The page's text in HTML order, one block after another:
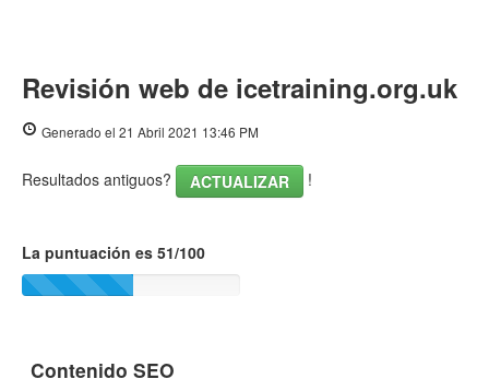
Revisión web de icetraining.org.uk
Generado el 21 Abril 2021 13:46 PM
Resultados antiguos? ACTUALIZAR !
La puntuación es 51/100
Contenido SEO